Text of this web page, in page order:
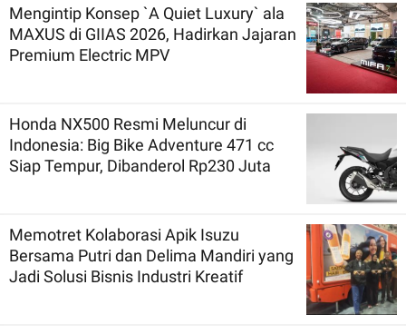
Mengintip Konsep `A Quiet Luxury` ala
MAXUS di GIIAS 2026, Hadirkan Jajaran
Premium Electric MPV
Honda NX500 Resmi Meluncur di
Indonesia: Big Bike Adventure 471 cc
Siap Tempur, Dibanderol Rp230 Juta
Memotret Kolaborasi Apik Isuzu
Bersama Putri dan Delima Mandiri yang
Jadi Solusi Bisnis Industri Kreatif